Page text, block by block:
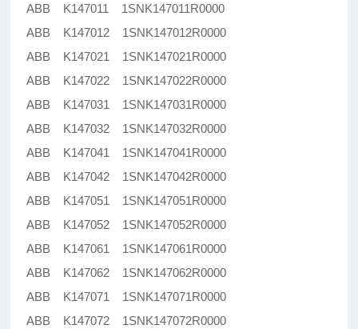
ABB K147011 1SNK147011R0000
ABB K147012 1SNK147012R0000
ABB K147021 1SNK147021R0000
ABB K147022 1SNK147022R0000
ABB K147031 1SNK147031R0000
ABB K147032 1SNK147032R0000
ABB K147041 1SNK147041R0000
ABB K147042 1SNK147042R0000
ABB K147051 1SNK147051R0000
ABB K147052 1SNK147052R0000
ABB K147061 1SNK147061R0000
ABB K147062 1SNK147062R0000
ABB K147071 1SNK147071R0000
ABB K147072 1SNK147072R0000